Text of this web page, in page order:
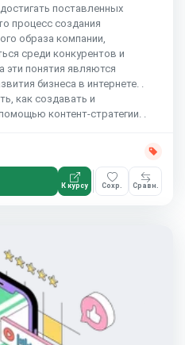
поставленных
процесс создания
образа компании,
среди конкурентов и
эти понятия являются
бизнеса в интернете. .
как создавать и
контент-стратегии. .
К курсу Сохр. Сравн.